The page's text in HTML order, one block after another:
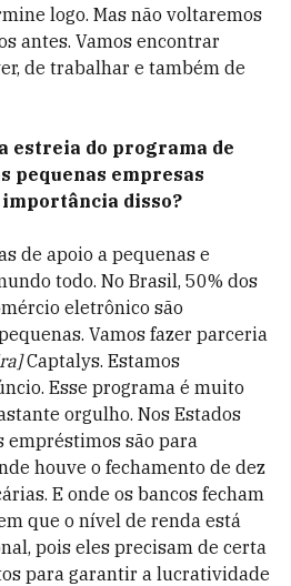
logo. Mas não voltaremos
antes. Vamos encontrar
de trabalhar e também de
estreia do programa de
pequenas empresas
disso?
de apoio a pequenas e
todo. No Brasil, 50% dos
eletrônico são
Vamos fazer parceria
Captalys. Estamos
Esse programa é muito
orgulho. Nos Estados
empréstimos são para
houve o fechamento de dez
E onde os bancos fecham
que o nível de renda está
pois eles precisam de certa
para garantir a lucratividade